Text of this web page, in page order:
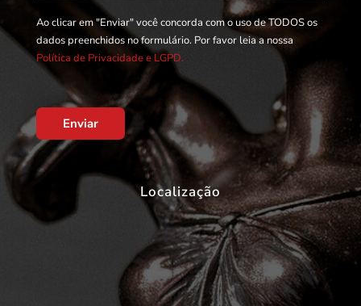
Ao clicar em "Enviar" você concorda com o uso de TODOS os
dados preenchidos no formulário. Por favor leia a nossa
Política de Privacidade e LGPD.
Enviar
Localização